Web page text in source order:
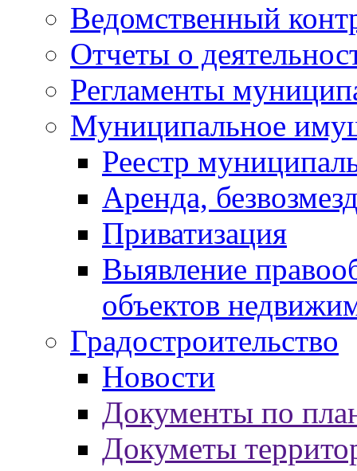
Ведомственный
Отчеты о
Регламенты
Муниципальное
Реестр
Аренда,
Приватизация
Выявление
объектов
Градостроительство
Новости
Документы по
Докуметы